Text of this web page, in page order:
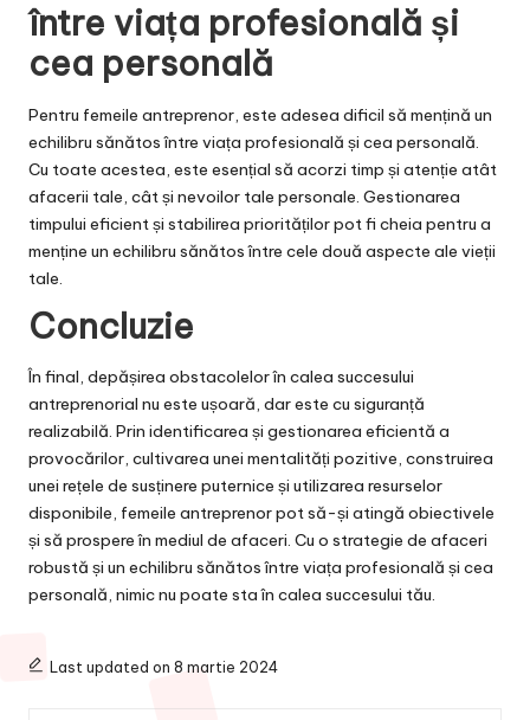
între viața profesională și
cea personală
Pentru femeile antreprenor, este adesea dificil să mențină un
echilibru sănătos între viața profesională și cea personală.
Cu toate acestea, este esențial să acorzi timp și atenție atât
afacerii tale, cât și nevoilor tale personale. Gestionarea
timpului eficient și stabilirea priorităților pot fi cheia pentru a
menține un echilibru sănătos între cele două aspecte ale vieții
tale.
Concluzie
În final, depășirea obstacolelor în calea succesului
antreprenorial nu este ușoară, dar este cu siguranță
realizabilă. Prin identificarea și gestionarea eficientă a
provocărilor, cultivarea unei mentalități pozitive, construirea
unei rețele de susținere puternice și utilizarea resurselor
disponibile, femeile antreprenor pot să-și atingă obiectivele
și să prospere în mediul de afaceri. Cu o strategie de afaceri
robustă și un echilibru sănătos între viața profesională și cea
personală, nimic nu poate sta în calea succesului tău.
Last updated on 8 martie 2024